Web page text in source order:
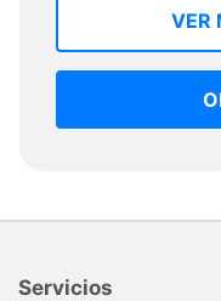
VER
Servicios